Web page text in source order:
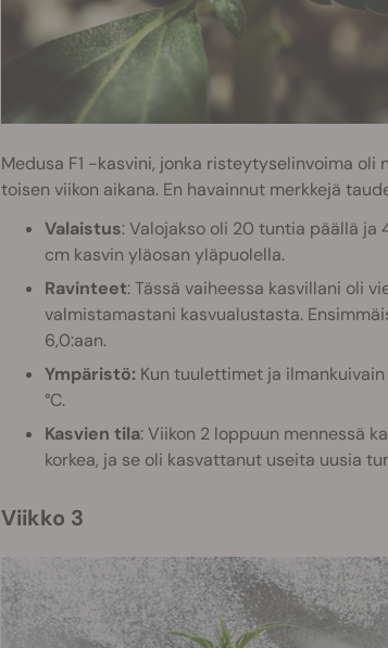
Medusa F1 -kasvini, jonka risteytyselinvoima oli
toisen viikon aikana. En havainnut merkkejä
Valaistus: Valojakso oli 20 tuntia päällä
cm kasvin yläosan yläpuolella.
Ravinteet: Tässä vaiheessa kasvillani oli
valmistamastani kasvualustasta.
6,0:aan.
Ympäristö: Kun tuulettimet ja
°C.
Kasvien tila: Viikon 2 loppuun mennessä
korkea, ja se oli kasvattanut useita uusia
Viikko 3